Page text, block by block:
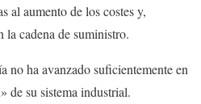
al aumento de los costes y,
la cadena de suministro.
no ha avanzado suficientemente en
de su sistema industrial.